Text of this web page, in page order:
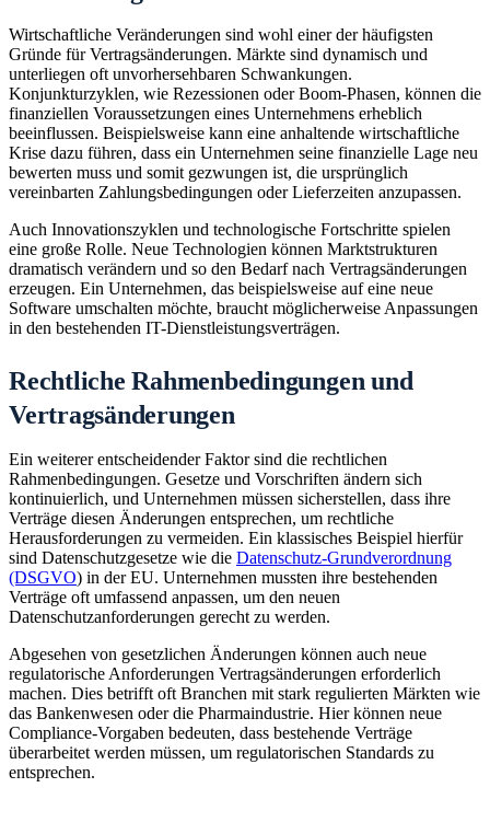
Wirtschaftliche Veränderungen sind wohl einer der häufigsten
Gründe für Vertragsänderungen. Märkte sind dynamisch und
unterliegen oft unvorhersehbaren Schwankungen.
Konjunkturzyklen, wie Rezessionen oder Boom-Phasen, können die
finanziellen Voraussetzungen eines Unternehmens erheblich
beeinflussen. Beispielsweise kann eine anhaltende wirtschaftliche
Krise dazu führen, dass ein Unternehmen seine finanzielle Lage neu
bewerten muss und somit gezwungen ist, die ursprünglich
vereinbarten Zahlungsbedingungen oder Lieferzeiten anzupassen.
Auch Innovationszyklen und technologische Fortschritte spielen
eine große Rolle. Neue Technologien können Marktstrukturen
dramatisch verändern und so den Bedarf nach Vertragsänderungen
erzeugen. Ein Unternehmen, das beispielsweise auf eine neue
Software umschalten möchte, braucht möglicherweise Anpassungen
in den bestehenden IT-Dienstleistungsverträgen.
Rechtliche Rahmenbedingungen und
Vertragsänderungen
Ein weiterer entscheidender Faktor sind die rechtlichen
Rahmenbedingungen. Gesetze und Vorschriften ändern sich
kontinuierlich, und Unternehmen müssen sicherstellen, dass ihre
Verträge diesen Änderungen entsprechen, um rechtliche
Herausforderungen zu vermeiden. Ein klassisches Beispiel hierfür
sind Datenschutzgesetze wie die Datenschutz-Grundverordnung
(DSGVO) in der EU. Unternehmen mussten ihre bestehenden
Verträge oft umfassend anpassen, um den neuen
Datenschutzanforderungen gerecht zu werden.
Abgesehen von gesetzlichen Änderungen können auch neue
regulatorische Anforderungen Vertragsänderungen erforderlich
machen. Dies betrifft oft Branchen mit stark regulierten Märkten wie
das Bankenwesen oder die Pharmaindustrie. Hier können neue
Compliance-Vorgaben bedeuten, dass bestehende Verträge
überarbeitet werden müssen, um regulatorischen Standards zu
entsprechen.